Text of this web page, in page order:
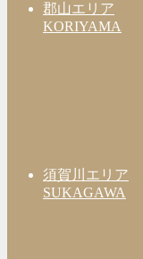
郡山エリア
KORIYAMA
須賀川エリア
SUKAGAWA